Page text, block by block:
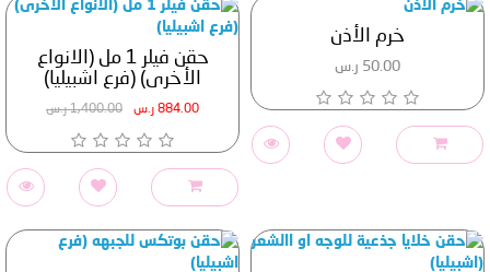
خرم الأذن
50.00 ر.س
حقن فيلر 1 مل (الانواع
الأخرى) (فرع اشبيليا)
1,400.00 ر.س 884.00 ر.س